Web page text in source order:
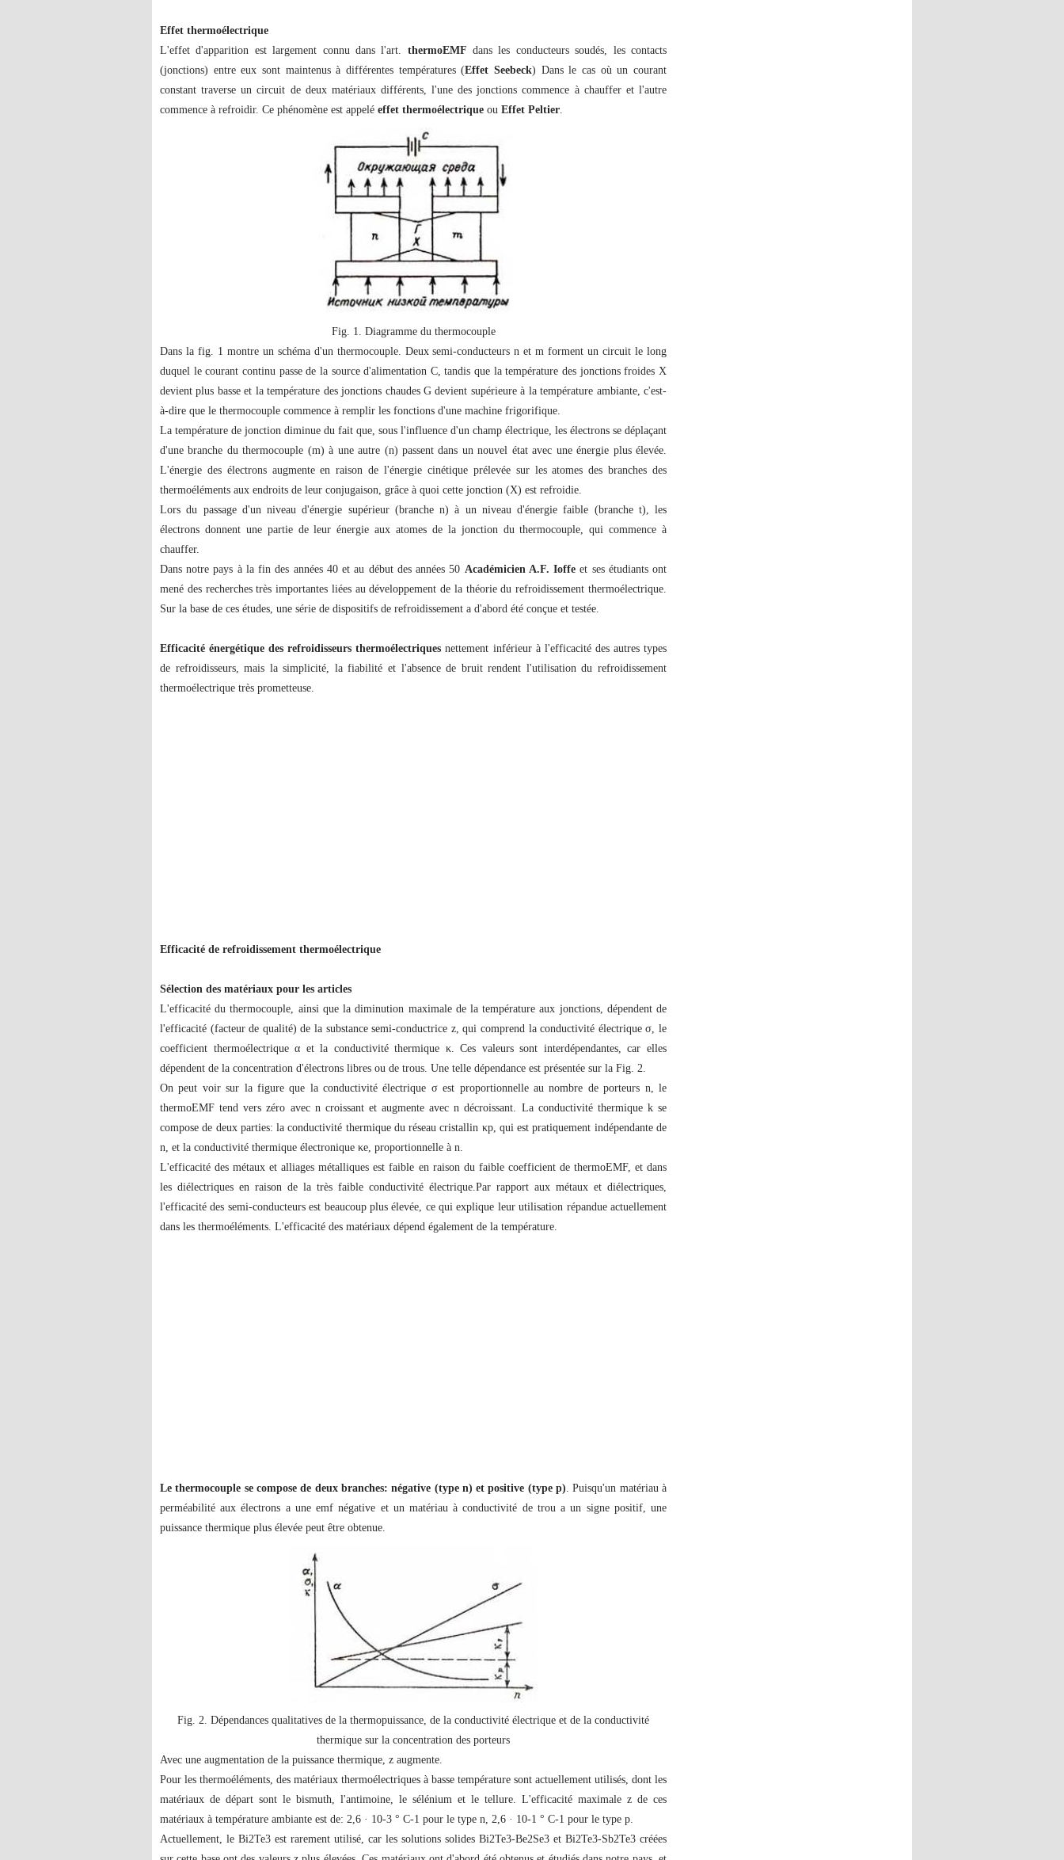
Effet thermoélectrique
L'effet d'apparition est largement connu dans l'art. thermoEMF dans les conducteurs soudés, les contacts
(jonctions) entre eux sont maintenus à différentes températures (Effet Seebeck) Dans le cas où un courant
constant traverse un circuit de deux matériaux différents, l'une des jonctions commence à chauffer et l'autre
commence à refroidir. Ce phénomène est appelé effet thermoélectrique ou Effet Peltier.
Fig. 1. Diagramme du thermocouple
Dans la fig. 1 montre un schéma d'un thermocouple. Deux semi-conducteurs n et m forment un circuit le long
duquel le courant continu passe de la source d'alimentation C, tandis que la température des jonctions froides X
devient plus basse et la température des jonctions chaudes G devient supérieure à la température ambiante, c'est-
à-dire que le thermocouple commence à remplir les fonctions d'une machine frigorifique.
La température de jonction diminue du fait que, sous l'influence d'un champ électrique, les électrons se déplaçant
d'une branche du thermocouple (m) à une autre (n) passent dans un nouvel état avec une énergie plus élevée.
L'énergie des électrons augmente en raison de l'énergie cinétique prélevée sur les atomes des branches des
thermoéléments aux endroits de leur conjugaison, grâce à quoi cette jonction (X) est refroidie.
Lors du passage d'un niveau d'énergie supérieur (branche n) à un niveau d'énergie faible (branche t), les
électrons donnent une partie de leur énergie aux atomes de la jonction du thermocouple, qui commence à
chauffer.
Dans notre pays à la fin des années 40 et au début des années 50 Académicien A.F. Ioffe et ses étudiants ont
mené des recherches très importantes liées au développement de la théorie du refroidissement thermoélectrique.
Sur la base de ces études, une série de dispositifs de refroidissement a d'abord été conçue et testée.
Efficacité énergétique des refroidisseurs thermoélectriques nettement inférieur à l'efficacité des autres types
de refroidisseurs, mais la simplicité, la fiabilité et l'absence de bruit rendent l'utilisation du refroidissement
thermoélectrique très prometteuse.
Efficacité de refroidissement thermoélectrique
Sélection des matériaux pour les articles
L'efficacité du thermocouple, ainsi que la diminution maximale de la température aux jonctions, dépendent de
l'efficacité (facteur de qualité) de la substance semi-conductrice z, qui comprend la conductivité électrique σ, le
coefficient thermoélectrique α et la conductivité thermique κ. Ces valeurs sont interdépendantes, car elles
dépendent de la concentration d'électrons libres ou de trous. Une telle dépendance est présentée sur la Fig. 2.
On peut voir sur la figure que la conductivité électrique σ est proportionnelle au nombre de porteurs n, le
thermoEMF tend vers zéro avec n croissant et augmente avec n décroissant. La conductivité thermique k se
compose de deux parties: la conductivité thermique du réseau cristallin κp, qui est pratiquement indépendante de
n, et la conductivité thermique électronique κe, proportionnelle à n.
L'efficacité des métaux et alliages métalliques est faible en raison du faible coefficient de thermoEMF, et dans
les diélectriques en raison de la très faible conductivité électrique.Par rapport aux métaux et diélectriques,
l'efficacité des semi-conducteurs est beaucoup plus élevée, ce qui explique leur utilisation répandue actuellement
dans les thermoéléments. L'efficacité des matériaux dépend également de la température.
Le thermocouple se compose de deux branches: négative (type n) et positive (type p). Puisqu'un matériau à
perméabilité aux électrons a une emf négative et un matériau à conductivité de trou a un signe positif, une
puissance thermique plus élevée peut être obtenue.
Fig. 2. Dépendances qualitatives de la thermopuissance, de la conductivité électrique et de la conductivité
thermique sur la concentration des porteurs
Avec une augmentation de la puissance thermique, z augmente.
Pour les thermoéléments, des matériaux thermoélectriques à basse température sont actuellement utilisés, dont les
matériaux de départ sont le bismuth, l'antimoine, le sélénium et le tellure. L'efficacité maximale z de ces
matériaux à température ambiante est de: 2,6 · 10-3 ° С-1 pour le type n, 2,6 · 10-1 ° С-1 pour le type p.
Actuellement, le Bi2Te3 est rarement utilisé, car les solutions solides Bi2Te3-Be2Se3 et Bi2Te3-Sb2Te3 créées